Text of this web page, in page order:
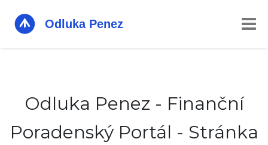
Odluka Penez - Finanční
Poradenský Portál - Stránka